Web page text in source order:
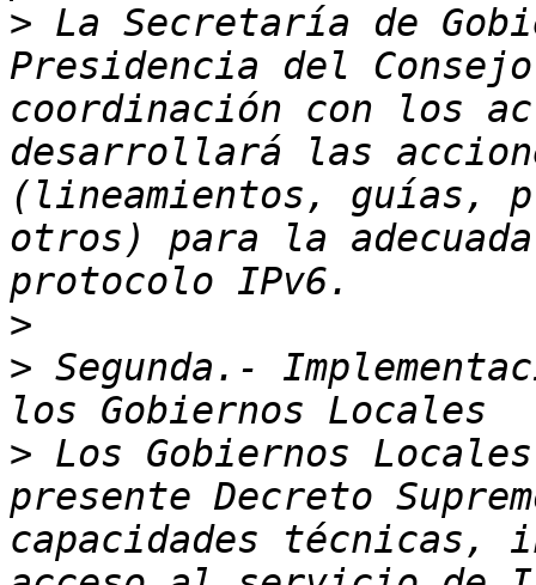
> La Secretaría de
Presidencia del
coordinación con los
desarrollará las
(lineamientos, guías,
otros) para la
>
> Segunda.-
> Los Gobiernos
presente Decreto
capacidades